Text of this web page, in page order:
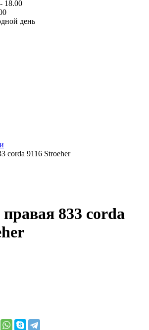
18.00
день
corda 9116 Stroeher
833 corda